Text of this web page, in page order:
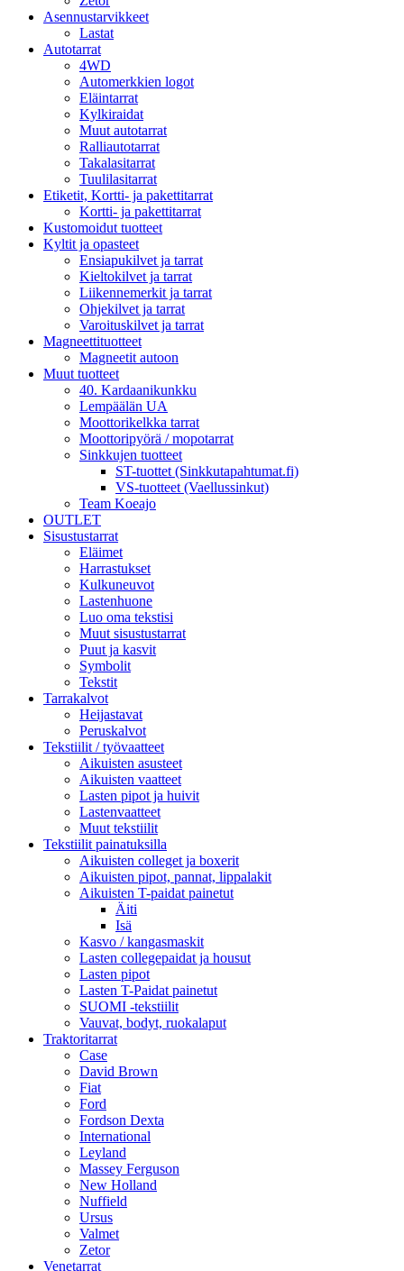
Asennustarvikkeet
Lastat
Autotarrat
4WD
Automerkkien logot
Eläintarrat
Kylkiraidat
Muut autotarrat
Ralliautotarrat
Takalasitarrat
Tuulilasitarrat
Etiketit, Kortti- ja pakettitarrat
Kortti- ja pakettitarrat
Kustomoidut tuotteet
Kyltit ja opasteet
Ensiapukilvet ja tarrat
Kieltokilvet ja tarrat
Liikennemerkit ja tarrat
Ohjekilvet ja tarrat
Varoituskilvet ja tarrat
Magneettituotteet
Magneetit autoon
Muut tuotteet
40. Kardaanikunkku
Lempäälän UA
Moottorikelkka tarrat
Moottoripyörä / mopotarrat
Sinkkujen tuotteet
ST-tuottet (Sinkkutapahtumat.fi)
VS-tuotteet (Vaellussinkut)
Team Koeajo
OUTLET
Sisustustarrat
Eläimet
Harrastukset
Kulkuneuvot
Lastenhuone
Luo oma tekstisi
Muut sisustustarrat
Puut ja kasvit
Symbolit
Tekstit
Tarrakalvot
Heijastavat
Peruskalvot
Tekstiilit / työvaatteet
Aikuisten asusteet
Aikuisten vaatteet
Lasten pipot ja huivit
Lastenvaatteet
Muut tekstiilit
Tekstiilit painatuksilla
Aikuisten colleget ja boxerit
Aikuisten pipot, pannat, lippalakit
Aikuisten T-paidat painetut
Äiti
Isä
Kasvo / kangasmaskit
Lasten collegepaidat ja housut
Lasten pipot
Lasten T-Paidat painetut
SUOMI -tekstiilit
Vauvat, bodyt, ruokalaput
Traktoritarrat
Case
David Brown
Fiat
Ford
Fordson Dexta
International
Leyland
Massey Ferguson
New Holland
Nuffield
Ursus
Valmet
Zetor
Venetarrat